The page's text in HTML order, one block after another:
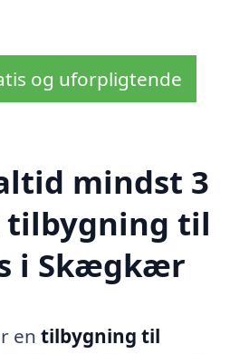
og uforpligtende
mindst 3
til
i Skægkær
en tilbygning til